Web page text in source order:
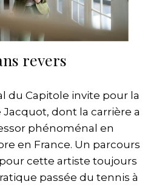
revers
du Capitole invite pour la
dont la carrière a
phénoménal en
en France. Un parcours
cette artiste toujours
passée du tennis à